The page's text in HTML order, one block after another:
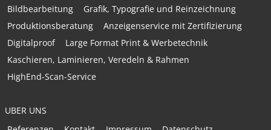
Bildbearbeitung
Grafik, Typografie und Reinzeichnung
Produktionsberatung
Anzeigenservice mit Zertifizierung
Digitalproof
Large Format Print & Werbetechnik
Kaschieren, Laminieren, Veredeln & Rahmen
HighEnd-Scan-Service
ÜBER UNS